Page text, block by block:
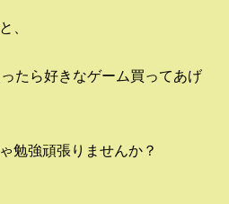
、
たら好きなゲーム買ってあげ
勉強頑張りませんか？